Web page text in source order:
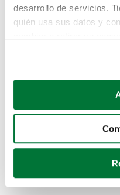
desarrollo de servicios.
quién usa sus datos y
Si lo permite, también
Recopilar
Identificar su
para buscar
Obtenga más
Pero puedes
buscando en alguno
Coches de segunda
Coches de km0